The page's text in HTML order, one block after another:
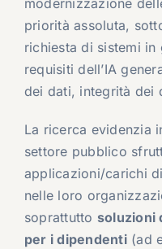
modernizzazione
priorità assoluta,
richiesta di sistemi
requisiti dell’IA
dei dati, integrità dei
La ricerca evidenzia
settore pubblico
applicazioni/carichi
nelle loro
soprattutto soluzioni
per i dipendenti(ad